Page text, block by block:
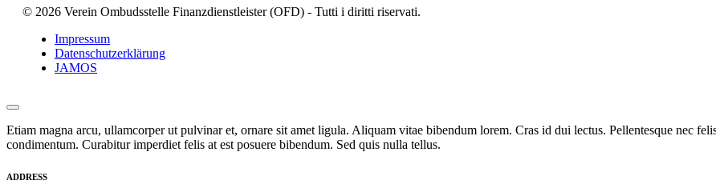
© 2026 Verein Ombudsstelle Finanzdienstleister (OFD) - Tutti i diritti riservati.
Impressum
Datenschutzerklärung
JAMOS
Etiam magna arcu, ullamcorper ut pulvinar et, ornare sit amet ligula. Aliquam vitae bibendum lorem. Cras id dui lectus. Pellentesque nec
condimentum. Curabitur imperdiet felis at est posuere bibendum. Sed quis nulla tellus.
ADDRESS